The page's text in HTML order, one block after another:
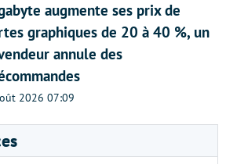
augmente ses prix de
graphiques de 20 à 40 %, un
annule des
2026 07:09